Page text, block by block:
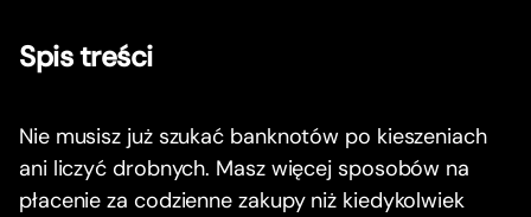
Spis treści
Nie musisz już szukać banknotów po kieszeniach
ani liczyć drobnych. Masz więcej sposobów na
płacenie za codzienne zakupy niż kiedykolwiek